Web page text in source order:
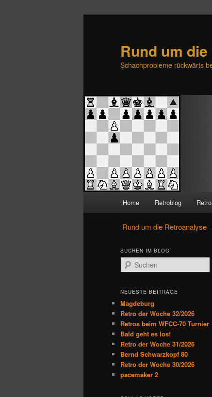
Rund um
Schachprobleme rückwärts
Zum
primären
Inhalt
springen
Zum
sekundären
Inhalt
springen
Home Retroblog
Rund um die Retroanalyse
SUCHEN IM BLOG
u
h
n
NEUESTE BEITRÄGE
Magdeburg
Retro der Woche 32/2026
Retros beim WFCC-70 Turnier
Bald geht es los!
Retro der Woche 31/2026
Bernd Schwarzkopf 80
Retro der Woche 30/2026
pacemaker 2